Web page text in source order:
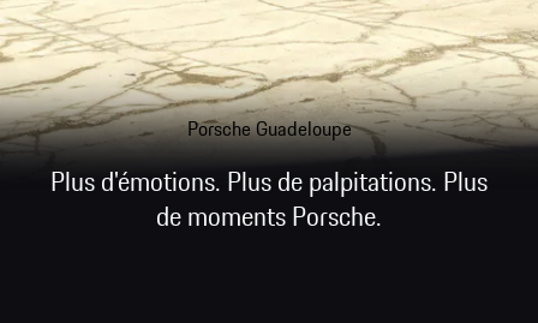
Porsche Guadeloupe
Plus d'émotions. Plus de palpitations. Plus
de moments Porsche.